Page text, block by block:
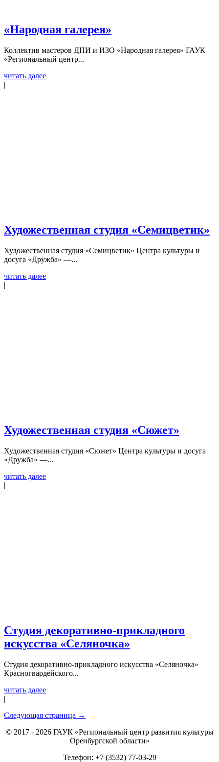
«Народная галерея»
Коллектив мастеров ДПИ и ИЗО «Народная галерея» ГАУК
«Региональный центр...
читать далее
|
Художественная студия «Семицветик»
Художественная студия «Семицветик» Центра культуры и
досуга «Дружба» —...
читать далее
|
Художественная студия «Сюжет»
Художественная студия «Сюжет» Центра культуры и досуга
«Дружба» —...
читать далее
|
Студия декоративно-прикладного
искусства «Селяночка»
Студия декоративно-прикладного искусства «Селяночка»
Красногвардейского...
читать далее
|
Следующая страница →
© 2017 - 2026 ГАУК «Региональный центр развития культуры
Оренбургской области»
Телефон: +7 (3532) 77-03-29